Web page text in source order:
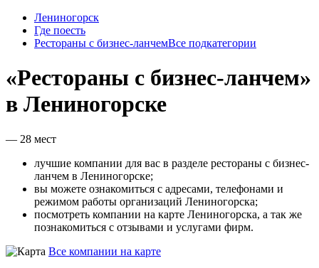
Лениногорск
Где поесть
Рестораны с бизнес-ланчемВсе подкатегории
«Рестораны с бизнес-ланчем»
в Лениногорске
— 28 мест
лучшие компании для вас в разделе рестораны с бизнес-
ланчем в Лениногорске;
вы можете ознакомиться с адресами, телефонами и
режимом работы организаций Лениногорска;
посмотреть компании на карте Лениногорска, а так же
познакомиться с отзывами и услугами фирм.
Все компании на карте